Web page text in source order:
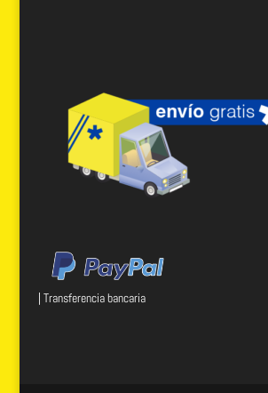
| Transferencia bancaria